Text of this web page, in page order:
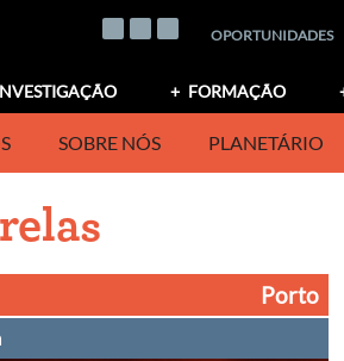
OPORTUNIDADES
FORMAÇÃO
SOBRE NÓS PLANETÁRIO
Porto